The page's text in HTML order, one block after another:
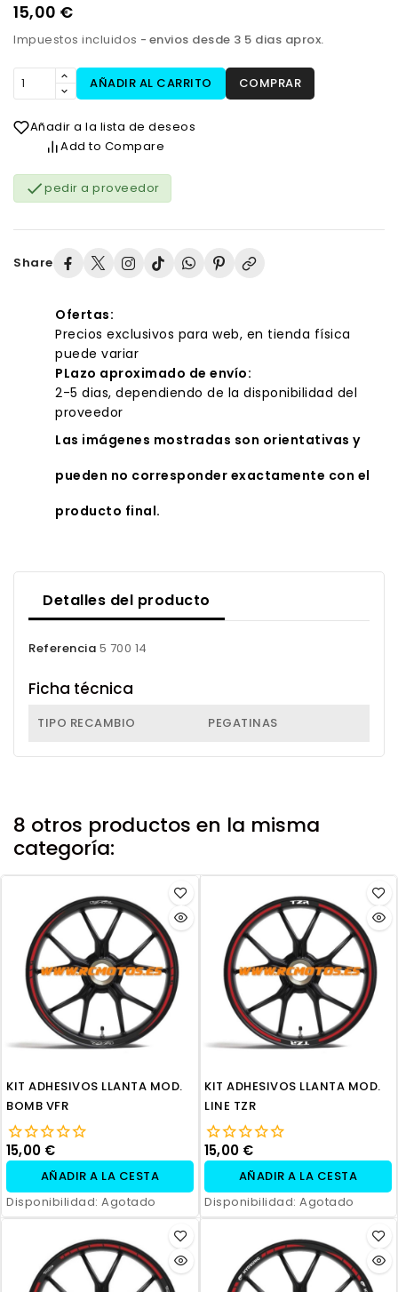
15,00 €
Impuestos incluidos envios desde 3 5 dias aprox.
AÑADIR AL CARRITO COMPRAR
Añadir a la lista de deseos
Add to Compare
pedir a proveedor
Share
Ofertas:
Precios exclusivos para web, en tienda física
puede variar
PLazo aproximado de envío:
2-5 dias, dependiendo de la disponibilidad del
proveedor
Las imágenes mostradas son orientativas y
pueden no corresponder exactamente con el
producto final.
Detalles del producto
Referencia 5 700 14
Ficha técnica
TIPO RECAMBIO PEGATINAS
8 otros productos en la misma
categoría:
KIT ADHESIVOS LLANTA MOD.
BOMB VFR
15,00 €
AÑADIR A LA CESTA
Disponibilidad: Agotado
KIT ADHESIVOS LLANTA MOD.
LINE TZR
15,00 €
AÑADIR A LA CESTA
Disponibilidad: Agotado